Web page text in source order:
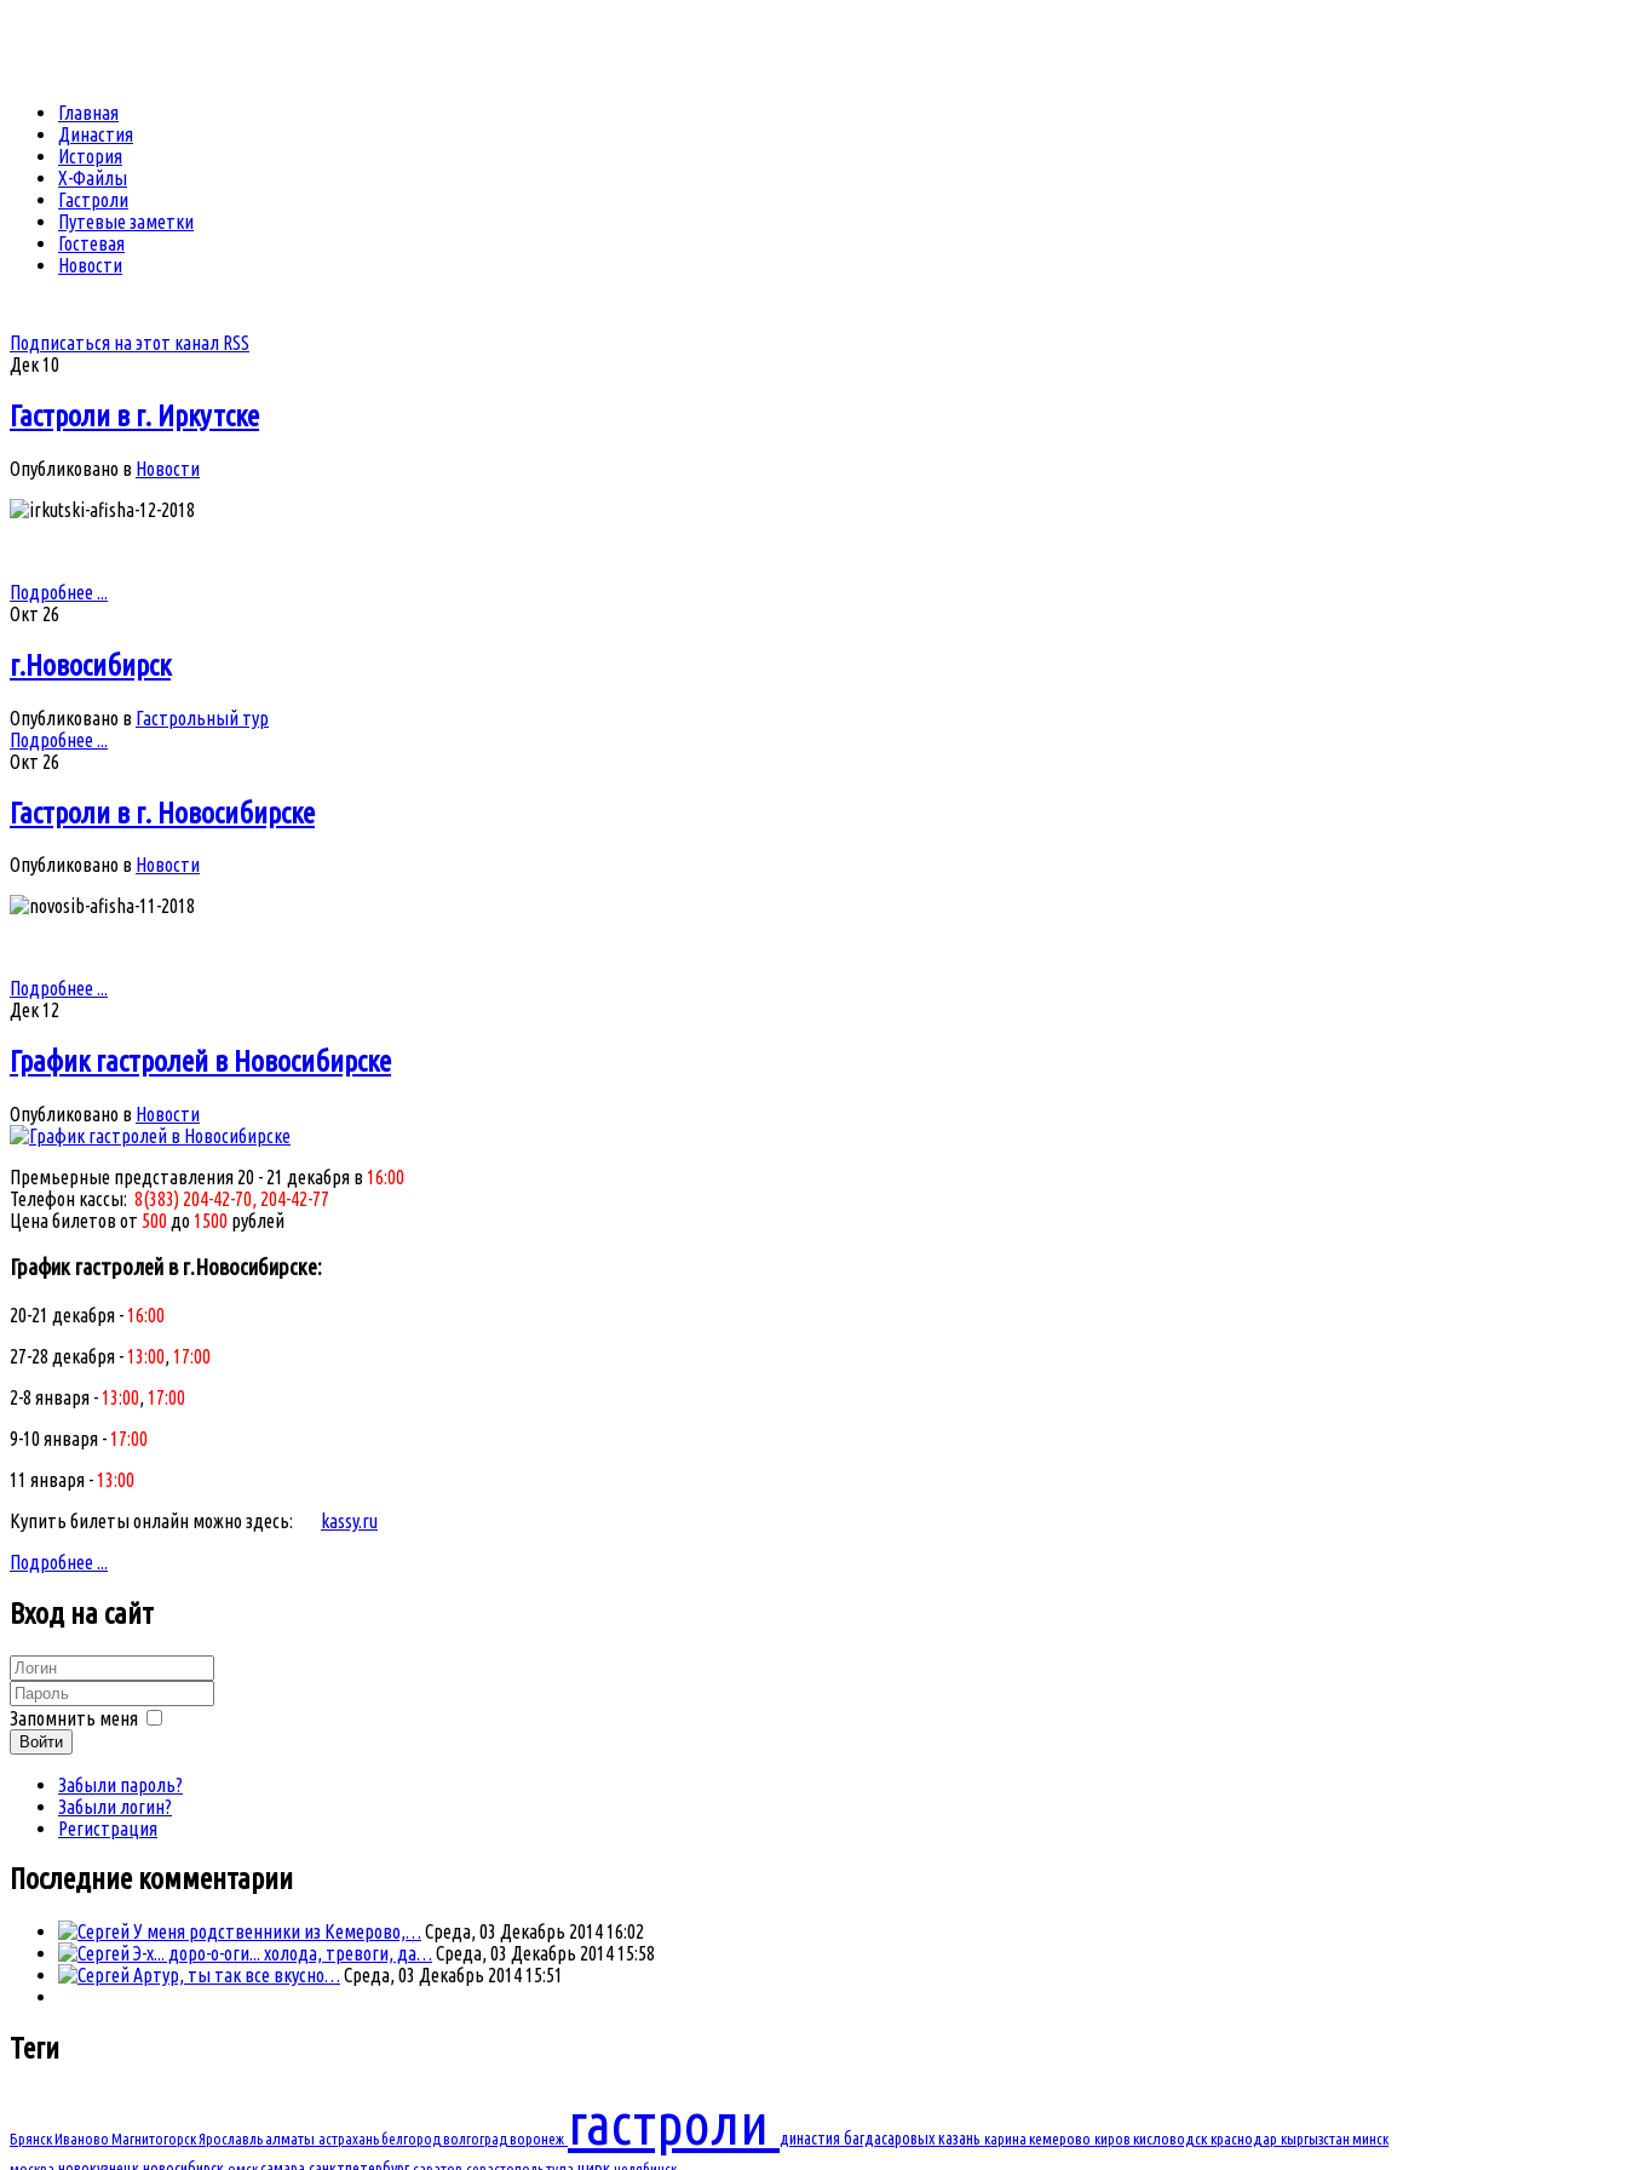
Главная
Династия
История
Х-Файлы
Гастроли
Путевые заметки
Гостевая
Новости
Подписаться на этот канал RSS
Дек 10
Гастроли в г. Иркутске
Опубликовано в Новости
Подробнее ...
Окт 26
г.Новосибирск
Опубликовано в Гастрольный тур
Подробнее ...
Окт 26
Гастроли в г. Новосибирске
Опубликовано в Новости
Подробнее ...
Дек 12
График гастролей в Новосибирске
Опубликовано в Новости
Премьерные представления 20 - 21 декабря в 16:00
Телефон кассы: 8(383) 204-42-70, 204-42-77
Цена билетов от 500 до 1500 рублей
График гастролей в г.Новосибирске:
20-21 декабря - 16:00
27-28 декабря - 13:00, 17:00
2-8 января - 13:00, 17:00
9-10 января - 17:00
11 января - 13:00
Купить билеты онлайн можно здесь:
kassy.ru
Подробнее ...
Вход на сайт
Запомнить меня
Войти
Забыли пароль?
Забыли логин?
Регистрация
Последние комментарии
У меня родственники из Кемерово,… Среда, 03 Декабрь 2014 16:02
Э-х... доро-о-оги... холода, тревоги, да… Среда, 03 Декабрь 2014 15:58
Артур, ты так все вкусно… Среда, 03 Декабрь 2014 15:51
Теги
БрянскИваново МагнитогорскЯрославльалматы астраханьбелгород волгоград воронеж гастроли династия багдасаровыхказань карина кемерово киров кисловодск краснодар кыргызстан минск